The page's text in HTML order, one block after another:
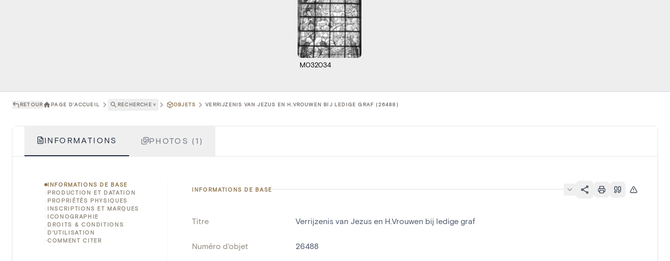
M032034
RETOUR PAGE D'ACCUEIL RECHERCHE ˅ OBJETS VERRIJZENIS VAN JEZUS EN H.VROUWEN BIJ LEDIGE GRAF (26488)
INFORMATIONS PHOTOS (1)
INFORMATIONS DE BASE
PRODUCTION ET DATATION
PROPRIÉTÉS PHYSIQUES
INSCRIPTIONS ET MARQUES
ICONOGRAPHIE
DROITS & CONDITIONS
D'UTILISATION
COMMENT CITER
INFORMATIONS DE BASE
Titre Verrijzenis van Jezus en H.Vrouwen bij ledige graf
Numéro d'objet 26488